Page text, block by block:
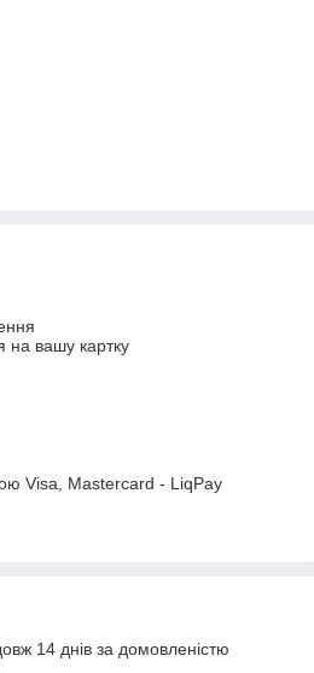
на вашу картку
Visa, Mastercard - LiqPay
14 днів за домовленістю